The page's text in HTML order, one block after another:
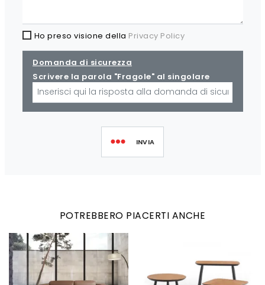
Ho preso visione della Privacy Policy
Domanda di sicurezza
Scrivere la parola "Fragole" al singolare
INVIA
POTREBBERO PIACERTI ANCHE